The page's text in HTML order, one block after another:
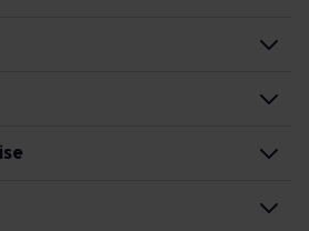
mit den Augen oder der Nase,
und der Nase frei gesetzt
1 Tropfen/2-mal täglich
überschritten werden.